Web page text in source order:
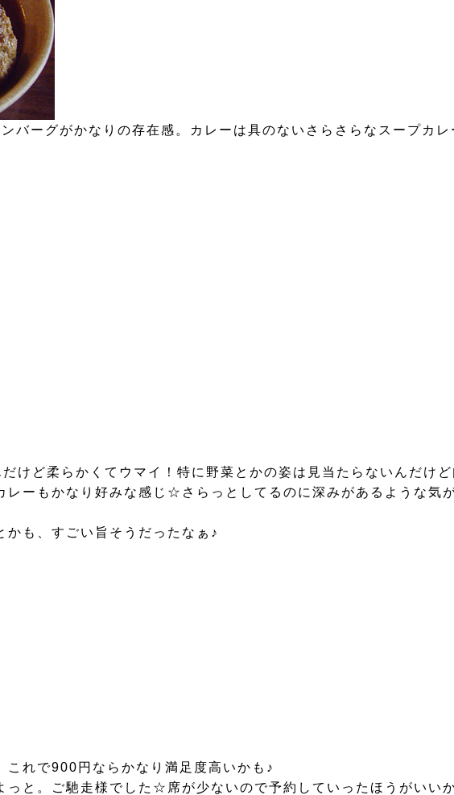
バーグがかなりの存在感。カレーは具のないさらさらなスープカレ
けど柔らかくてウマイ！特に野菜とかの姿は見当たらないんだけ
レーもかなり好みな感じ☆さらっとしてるのに深みがあるような気
も、すごい旨そうだったなぁ♪
これで900円ならかなり満足度高いかも♪
と。ご馳走様でした☆席が少ないので予約していったほうがいい